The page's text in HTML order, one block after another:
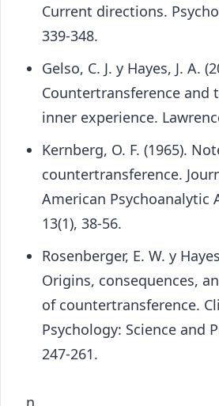
Current directions.
339-348.
Gelso, C. J. y Hayes, J. A.
Countertransference and
inner experience.
Kernberg, O. F. (1965).
countertransference.
American Psychoanalytic
13(1), 38-56.
Rosenberger, E. W. y
Origins, consequences,
of countertransference.
Psychology: Science and
247-261.
n